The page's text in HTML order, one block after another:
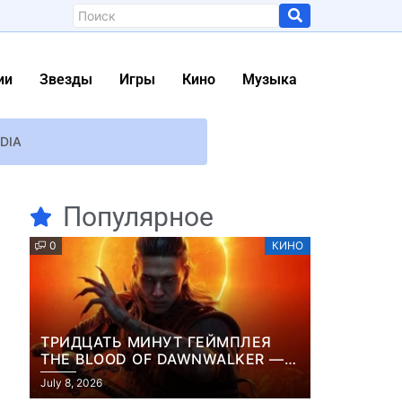
Звезды Игры Кино Музыка
песню Now And Then
Популярное
0 КИНО
ТРИДЦАТЬ МИНУТ ГЕЙМПЛЕЯ
THE BLOOD OF DAWNWALKER —
ЖУРНАЛИСТЫ ПОКАЗАЛИ
НАЧАЛО НОВОЙ ИГРЫ ОТ
July 8, 2026